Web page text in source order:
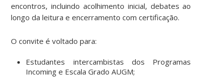
encontros, incluindo acolhimento inicial, debates ao
longo da leitura e encerramento com certificação.
O convite é voltado para:
Estudantes intercambistas dos Programas
Incoming e Escala Grado AUGM;